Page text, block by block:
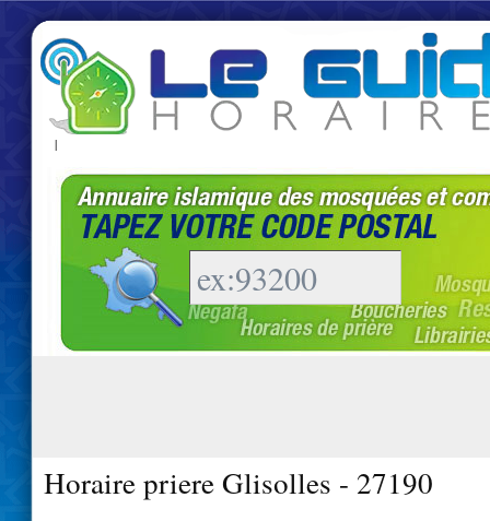
|
Horaire priere Glisolles - 27190